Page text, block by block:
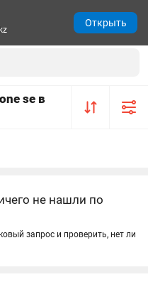
se в
не нашли по
запрос и проверить, нет ли
Открыть